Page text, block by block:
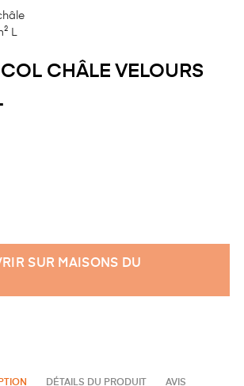
CHÂLE VELOURS
SUR MAISONS DU
DÉTAILS DU PRODUIT AVIS